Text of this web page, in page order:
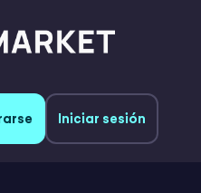
Iniciar sesión